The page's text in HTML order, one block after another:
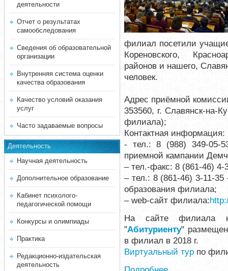
деятельности
Отчет о результатах
самообследования
Сведения об образовательной
организации
Внутренняя система оценки
качества образования
Качество условий оказания
услуг
Часто задаваемые вопросы
Деятельность
Научная деятельность
Дополнительное образование
Кабинет психолого-
педагогической помощи
Конкурсы и олимпиады
Практика
Редакционно-издательская
деятельность
филиал посетили
Кореновского,
районов и нашего,
человек.
Адрес приёмной
353560, г. Славянск-на-
филиала);
Контактная информация:
- тел.: 8 (988) 349-05-53
приемной кампании
– тел.-факс: 8 (861-46)
– тел.: 8 (861-46) 3-11-35
образования филиала;
– web-сайт филиала:
На сайте филиала
"Абитуриенту"
в филиал в 2018 г.
Виртуальный тур по